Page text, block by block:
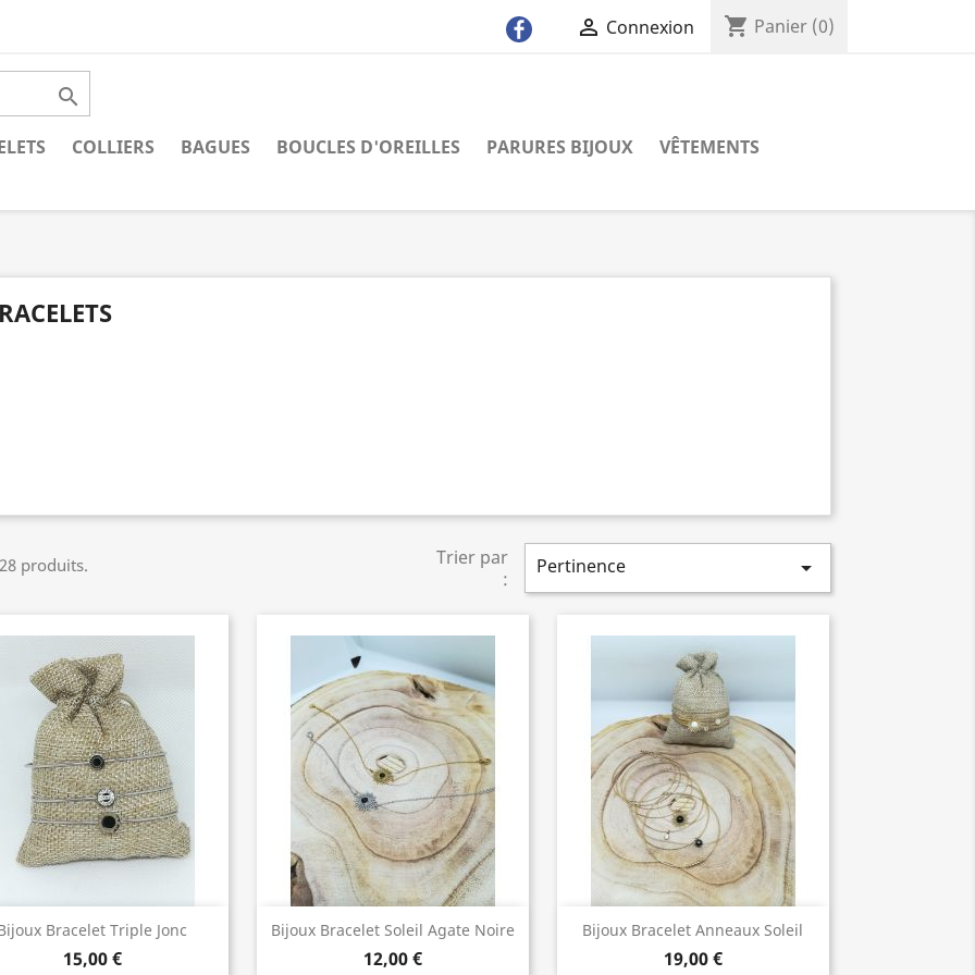
 Connexion shopping_cart Panier (0)

COLLIERS BAGUES BOUCLES D'OREILLES PARURES BIJOUX VÊTEMENTS
produits.
Trier par
:
Pertinence 
Bracelet Triple Jonc
15,00 €
Bijoux de Qualité Bijoux Bracelet Soleil Agate Noire
12,00 €
Bijoux de Qualité Bijoux Bracelet Anneaux Soleil
19,00 €
Bijoux de Qualité